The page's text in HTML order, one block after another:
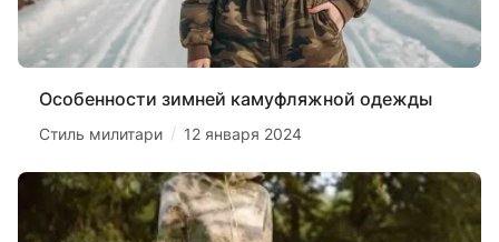
Особенности зимней камуфляжной одежды
Стиль милитари / 12 января 2024